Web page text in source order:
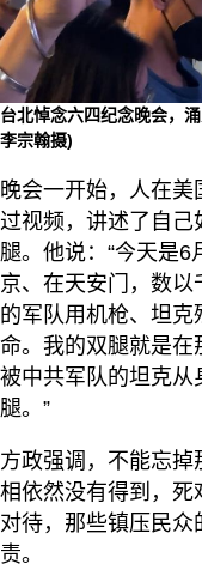
台北悼念六四纪念晚会，
李宗翰摄)
晚会一开始，人在
过视频，讲述了自己
腿。他说：“今天是
京、在天安门，数
的军队用机枪、坦
命。我的双腿就是在
被中共军队的坦克从
腿。”
方政强调，不能忘
相依然没有得到，死
对待，那些镇压民众
责。